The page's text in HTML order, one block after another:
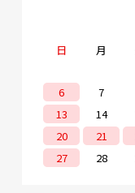
日 月
6
7
13
14
20
21
27
28